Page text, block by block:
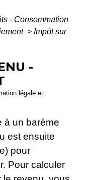
- Consommation
> Impôt sur
-
légale et
à un barème
est ensuite
pour
Pour calculer